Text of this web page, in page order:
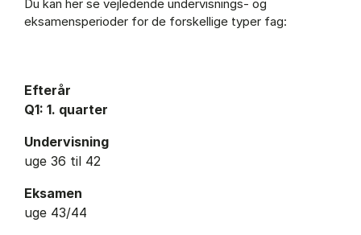
Du kan her se vejledende undervisnings- og
eksamensperioder for de forskellige typer fag:
Efterår
Q1: 1. quarter
Undervisning
uge 36 til 42
Eksamen
uge 43/44